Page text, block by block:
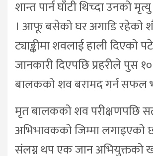
शान्त पार्न घाँटी थिच्दा उनको
। आफू बसेको घर अगाडि रहेको
ट्याङ्कीमा शवलाई हाली दिएको
जानकारी दिएपछि प्रहरीले पुस
बालकको शव बरामद गर्न सफल
मृत बालकको शव परीक्षणपछि
अभिभावकको जिम्मा लगाइएको
संलग्न थप एक जान अभियुक्तको